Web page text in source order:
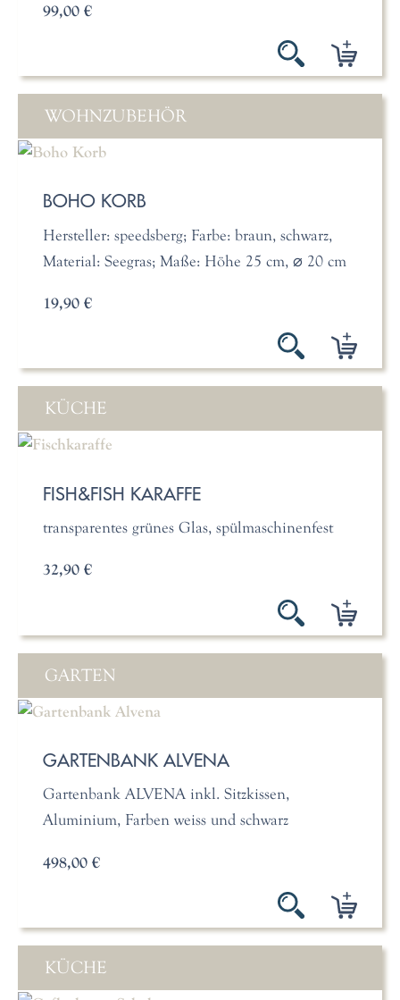
99,00 €
WOHNZUBEHÖR
BOHO KORB
Hersteller: speedsberg; Farbe: braun, schwarz,
Material: Seegras; Maße: Höhe 25 cm, ⌀ 20 cm
19,90 €
KÜCHE
FISH&FISH KARAFFE
transparentes grünes Glas, spülmaschinenfest
32,90 €
GARTEN
GARTENBANK ALVENA
Gartenbank ALVENA inkl. Sitzkissen,
Aluminium, Farben weiss und schwarz
498,00 €
KÜCHE